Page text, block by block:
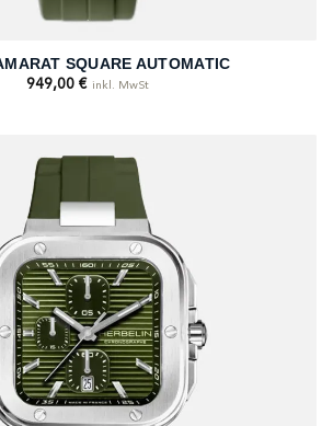
SQUARE AUTOMATIC
949,00 € inkl. MwSt